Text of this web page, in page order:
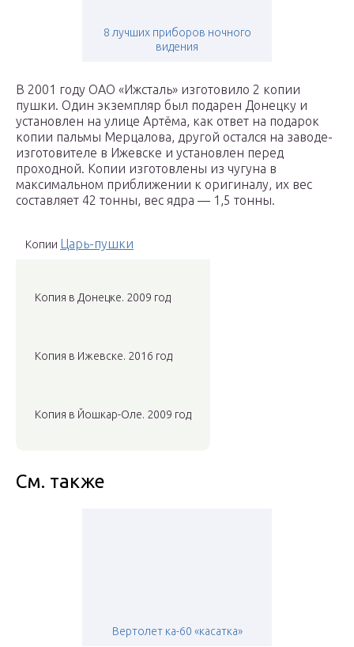
8 лучших приборов ночного
видения
В 2001 году ОАО «Ижсталь» изготовило 2 копии
пушки. Один экземпляр был подарен Донецку и
установлен на улице Артёма, как ответ на подарок
копии пальмы Мерцалова, другой остался на заводе-
изготовителе в Ижевске и установлен перед
проходной. Копии изготовлены из чугуна в
максимальном приближении к оригиналу, их вес
составляет 42 тонны, вес ядра — 1,5 тонны.
Копии Царь-пушки
Копия в Донецке. 2009 год
Копия в Ижевске. 2016 год
Копия в Йошкар-Оле. 2009 год
См. также
Вертолет ка-60 «касатка»